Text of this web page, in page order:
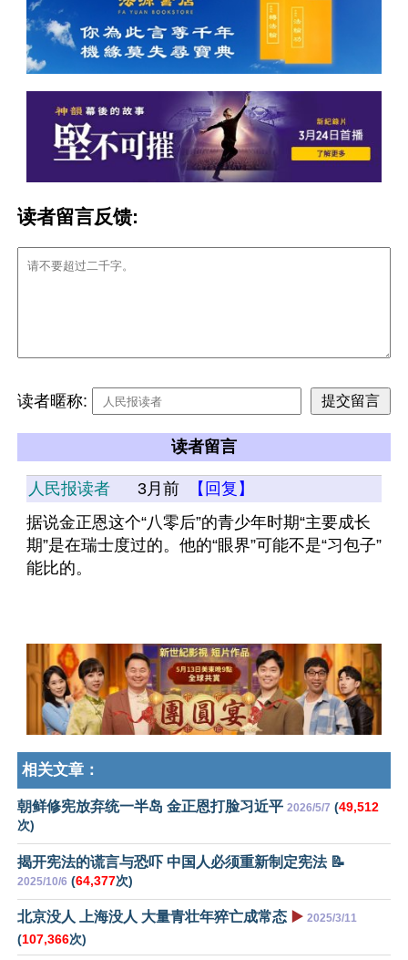
读者留言反馈:
读者暱称:
读者留言
人民报读者 3月前
【回复】
据说金正恩这个“八零后”的青少年时期“主要成长
期”是在瑞士度过的。他的“眼界”可能不是“习包子”
能比的。
相关文章：
朝鲜修宪放弃统一半岛 金正恩打脸习近平 2026/5/7 (49,512
次)
揭开宪法的谎言与恐吓 中国人必须重新制定宪法 📝
2025/10/6 (64,377次)
北京没人 上海没人 大量青壮年猝亡成常态 ▶️ 2025/3/11
(107,366次)